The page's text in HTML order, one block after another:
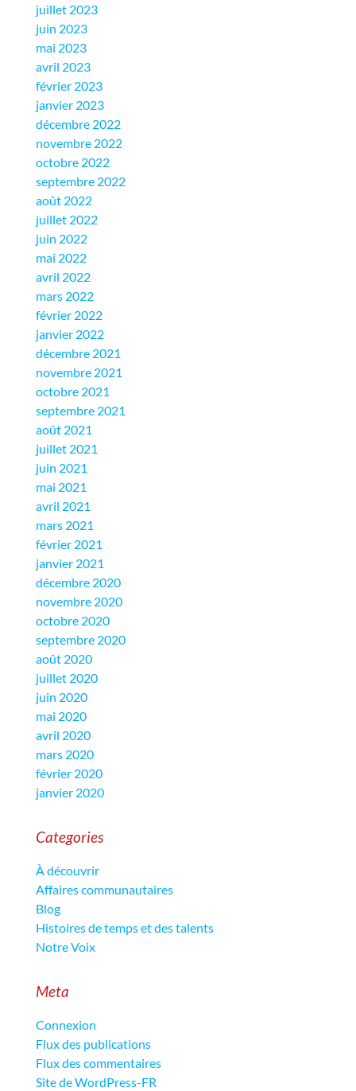
juillet 2023
juin 2023
mai 2023
avril 2023
février 2023
janvier 2023
décembre 2022
novembre 2022
octobre 2022
septembre 2022
août 2022
juillet 2022
juin 2022
mai 2022
avril 2022
mars 2022
février 2022
janvier 2022
décembre 2021
novembre 2021
octobre 2021
septembre 2021
août 2021
juillet 2021
juin 2021
mai 2021
avril 2021
mars 2021
février 2021
janvier 2021
décembre 2020
novembre 2020
octobre 2020
septembre 2020
août 2020
juillet 2020
juin 2020
mai 2020
avril 2020
mars 2020
février 2020
janvier 2020
Categories
À découvrir
Affaires communautaires
Blog
Histoires de temps et des talents
Notre Voix
Meta
Connexion
Flux des publications
Flux des commentaires
Site de WordPress-FR